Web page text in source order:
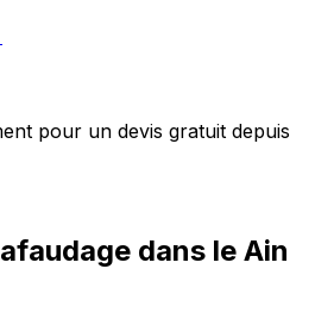
pour un devis gratuit depuis
dans le Ain